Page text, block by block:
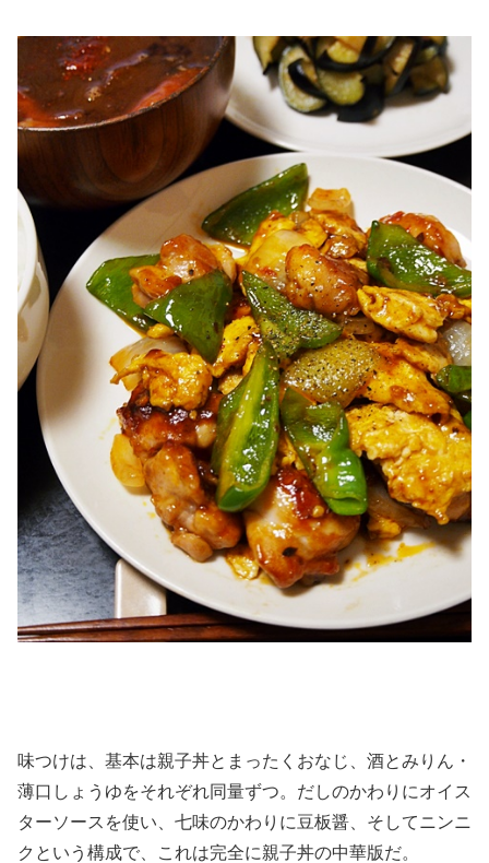
味つけは、基本は親子丼とまったくおなじ、酒とみりん・
薄口しょうゆをそれぞれ同量ずつ。だしのかわりにオイス
ターソースを使い、七味のかわりに豆板醤、そしてニンニ
クという構成で、これは完全に親子丼の中華版だ。